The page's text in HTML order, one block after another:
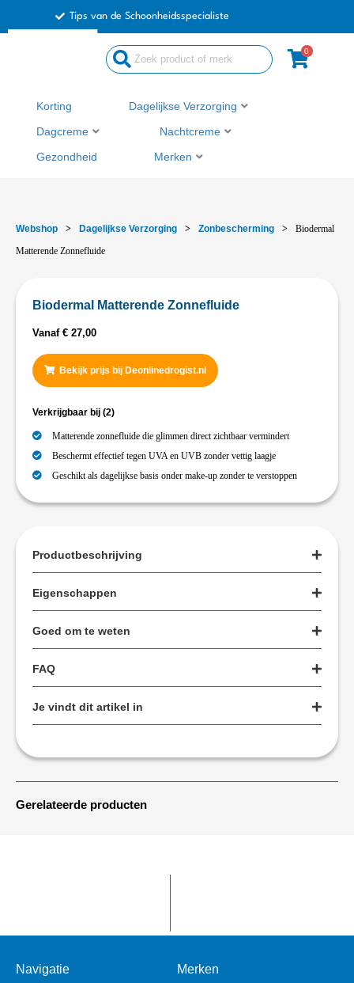
Tips van de Schoonheidsspecialiste
0
Korting Dagelijkse Verzorging
Dagcreme Nachtcreme
Gezondheid Merken
Webshop > Dagelijkse Verzorging > Zonbescherming >
Biodermal
Matterende Zonnefluide
Biodermal Matterende Zonnefluide
Vanaf € 27,00
Bekijk prijs bij Deonlinedrogist.nl
Verkrijgbaar bij (2)
Matterende zonnefluide die glimmen direct zichtbaar vermindert
Beschermt effectief tegen UVA en UVB zonder vettig laagje
Geschikt als dagelijkse basis onder make-up zonder te verstoppen
Productbeschrijving
Eigenschappen
Goed om te weten
FAQ
Je vindt dit artikel in
Gerelateerde producten
Navigatie Merken